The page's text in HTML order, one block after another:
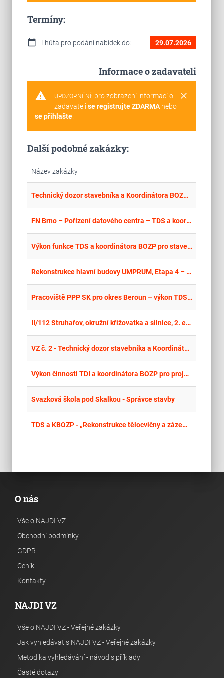
Termíny:
calendar_today Lhůta pro podání nabídek do: 29.07.2026
Informace o zadavateli
warning clear
UPOZORNĚNÍ: pro zobrazení informací o
zadavateli se registrujte ZDARMAnebo
se přihlašte.
Další podobné zakázky:
Název zakázky
Technický dozor stavebníka a Koordinátora BOZP pro projekt Stavební úpravy objektu šaten fotbalového stadionu ve Městě Albrechtice po povodních 2024
FN Brno – Pořízení datového centra – TDS a koordinátor BOZP II
Výkon funkce TDS a koordinátora BOZP pro stavební práce na rekonstrukci bytového fondu MČ Brno – Vinohrady III
Rekonstrukce hlavní budovy UMPRUM, Etapa 4 – technický dozor stavebníka, cenový manažer
Pracoviště PPP SK pro okres Beroun – výkon TDS a koordinátora BOZP
II/112 Struhařov, okružní křižovatka a silnice, 2. etapa - TDS a koo. BOZP
VZ č. 2 - Technický dozor stavebníka a Koordinátora BOZP pro projekt Obnova místních komunikací po povodni ve Městě Albrechticích - I. etapa - část 3
Výkon činnosti TDI a koordinátora BOZP pro projekt: „Energetická opatření v objektu ZŠ a MŠ Libá
Svazková škola pod Skalkou - Správce stavby
TDS a KBOZP - „Rekonstrukce tělocvičny a zázemí v ZŠ U Lesa
O nás
Vše o NAJDI VZ
Obchodní podmínky
GDPR
Ceník
Kontakty
NAJDI VZ
Vše o NAJDI VZ - Veřejné zakázky
Jak vyhledávat s NAJDI VZ - Veřejné zakázky
Metodika vyhledávání - návod s příklady
Časté dotazy